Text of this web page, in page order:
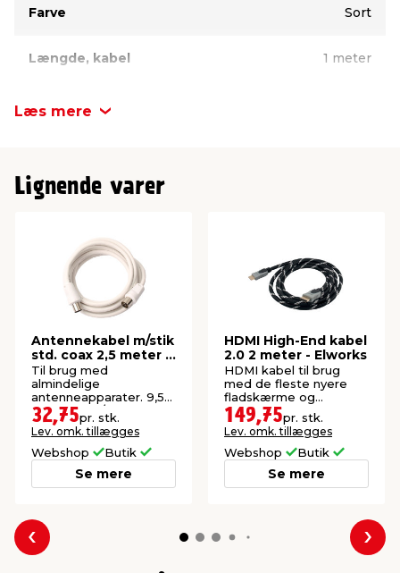
Farve Sort
Længde, kabel 1 meter
Læs mere
Lignende varer
Antennekabel m/stik
std. coax 2,5 meter -
Elworks
Til brug med
almindelige
antenneapparater. 9,5
mm hanstik/hunstik.
32,75pr. stk.
Lev. omk. tillægges
Webshop Butik
Se mere
HDMI High-End kabel
2.0 2 meter - Elworks
HDMI kabel til brug
med de fleste nyere
fladskærme og
elektroniske udstyr.
149,75pr. stk.
Lev. omk. tillægges
Webshop Butik
Se mere
Forrige